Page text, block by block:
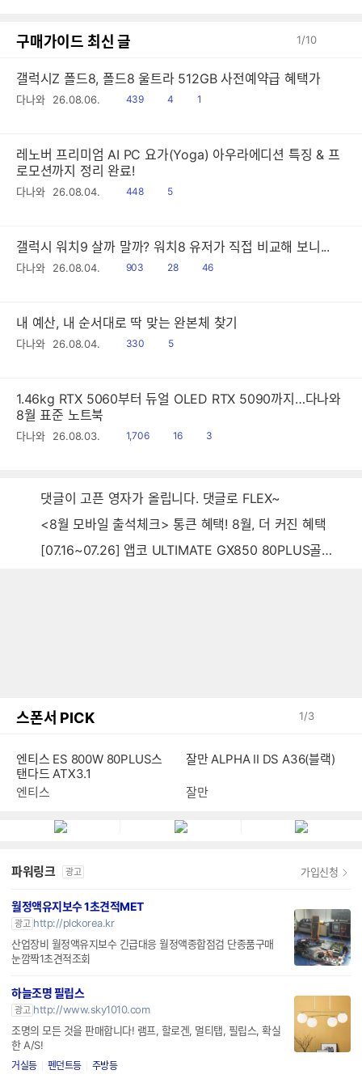
구매가이드 최신 글 1/10
갤럭시Z 폴드8, 폴드8 울트라 512GB 사전예약급 혜택가
다나와 26.08.06.
읽
439
공
4
댓1
레노버 프리미엄 AI PC 요가(Yoga) 아우라에디션 특징 & 프
로모션까지 정리 완료!
다나와 26.08.04.
읽
448
공
5
갤럭시 워치9 살까 말까? 워치8 유저가 직접 비교해 보니...
다나와 26.08.04.
읽
903
공
28
댓
46
내 예산, 내 순서대로 딱 맞는 완본체 찾기
다나와 26.08.04.
읽
330
공
5
1.46kg RTX 5060부터 듀얼 OLED RTX 5090까지…다나와
8월 표준 노트북
다나와 26.08.03.
읽
1,706
공
16
댓
3
댓글이 고픈 영자가 올립니다. 댓글로 FLEX~
<8월 모바일 출석체크> 통큰 혜택! 8월, 더 커진 혜택
[07.16~07.26] 앱코 ULTIMATE GX850 80PLUS골드 풀모듈러 ATX3.0 블랙
스폰서 PICK 1/3
엔티스 ES 800W 80PLUS스
탠다드 ATX3.1
엔티스
잘만 ALPHA II DS A36(블랙)
잘만
파워링크 광고 가입신청
월정액유지보수 1초견적MET
광고 http://plckorea.kr
산업장비 월정액유지보수 긴급대응 월정액종합점검 단종품구매
눈깜짝1초견적조회
하늘조명 필립스
광고 http://www.sky1010.com
조명의 모든 것을 판매합니다! 램프, 할로겐, 멀티탭, 필립스, 확실
한 A/S!
거실등 펜던트등 주방등